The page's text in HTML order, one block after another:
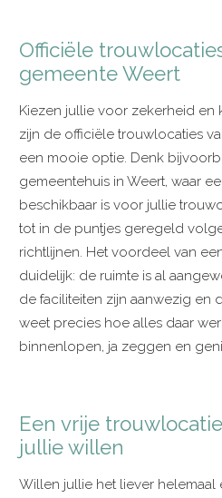
Officiële
gemeente Weert
Kiezen jullie voor zekerheid en
zijn de officiële trouwlocaties
een mooie optie. Denk
gemeentehuis in Weert, waar
beschikbaar is voor jullie
tot in de puntjes geregeld
richtlijnen. Het voordeel van
duidelijk: de ruimte is al
de faciliteiten zijn aanwezig en
weet precies hoe alles daar
binnenlopen, ja zeggen en
Een vrije
jullie willen
Willen jullie het liever helemaal